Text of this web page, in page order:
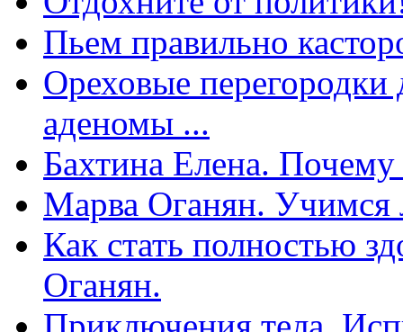
Пьем правильно
Ореховые перегородки
аденомы ...
Бахтина Елена.
Марва Оганян. Учимся
Как стать полностью
Оганян.